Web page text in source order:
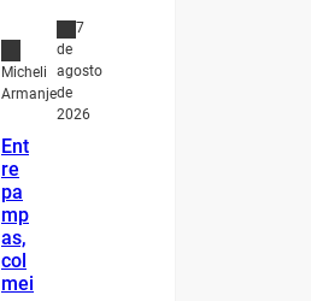
Micheli
Armanje
7
de
agosto
de
2026
Ent
re
pa
mp
as,
col
mei